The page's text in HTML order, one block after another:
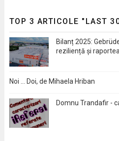
TOP 3 ARTICOLE "LAST
Bilanț 2025:
reziliență și
Noi … Doi, de Mihaela Hriban
Domnu Trandafir -